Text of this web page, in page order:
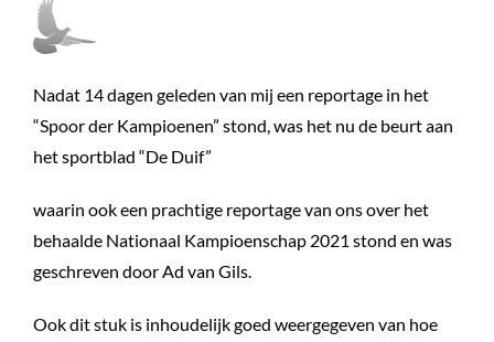
Nadat 14 dagen geleden van mij een reportage in het
“Spoor der Kampioenen” stond, was het nu de beurt aan
het sportblad “De Duif”
waarin ook een prachtige reportage van ons over het
behaalde Nationaal Kampioenschap 2021 stond en was
geschreven door Ad van Gils.
Ook dit stuk is inhoudelijk goed weergegeven van hoe